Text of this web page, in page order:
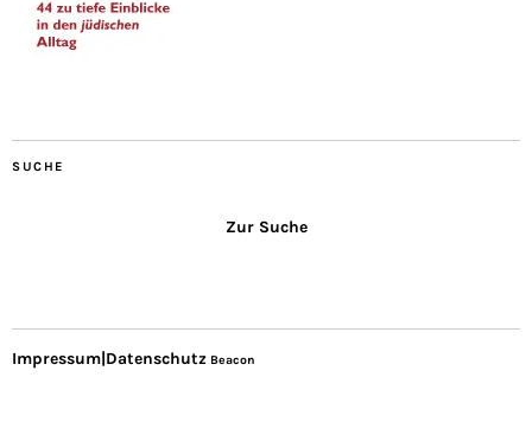
SUCHE
Zur Suche
Impressum|Datenschutz Beacon